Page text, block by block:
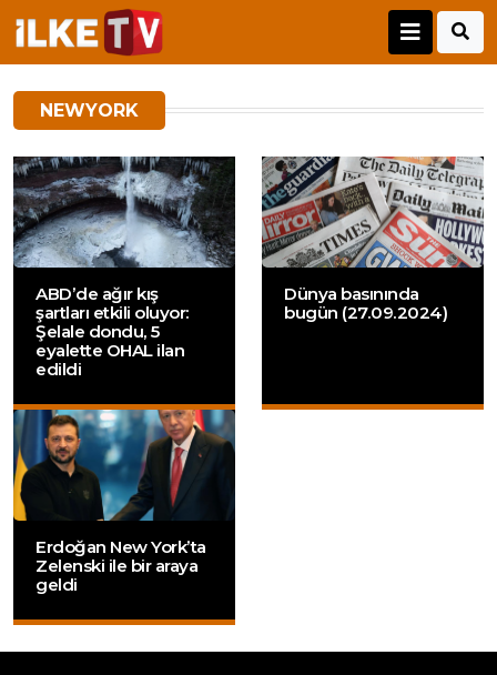
NEWYORK
ABD’de ağır kış
şartları etkili oluyor:
Şelale dondu, 5
eyalette OHAL ilan
edildi
Dünya basınında
bugün (27.09.2024)
Erdoğan New York’ta
Zelenski ile bir araya
geldi